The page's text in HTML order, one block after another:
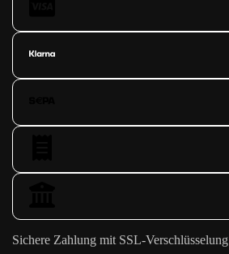
Sichere Zahlung mit SSL-Verschlüsselung